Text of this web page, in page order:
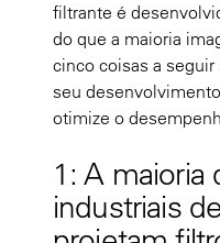
filtrante é
do que a maioria
cinco coisas a
seu
otimize o
1: A maioria
industriais